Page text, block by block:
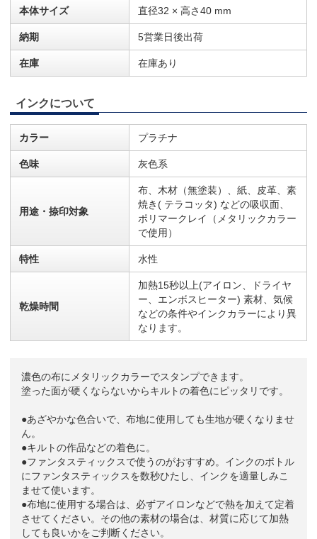
本体サイズ 直径32 × 高さ40 mm
納期 5営業日後出荷
在庫 在庫あり
インクについて
カラー プラチナ
色味 灰色系
用途・捺印対象
布、木材（無塗装）、紙、皮革、素
焼き( テラコッタ) などの吸収面、
ポリマークレイ（メタリックカラー
で使用）
特性 水性
乾燥時間
加熱15秒以上(アイロン、ドライヤ
ー、エンボスヒーター) 素材、気候
などの条件やインクカラーにより異
なります。
濃色の布にメタリックカラーでスタンプできます。
塗った面が硬くならないからキルトの着色にピッタリです。
●あざやかな色合いで、布地に使用しても生地が硬くなりませ
ん。
●キルトの作品などの着色に。
●ファンタスティックスで使うのがおすすめ。インクのボトル
にファンタスティックスを数秒ひたし、インクを適量しみこ
ませて使います。
●布地に使用する場合は、必ずアイロンなどで熱を加えて定着
させてください。その他の素材の場合は、材質に応じて加熱
しても良いかをご判断ください。